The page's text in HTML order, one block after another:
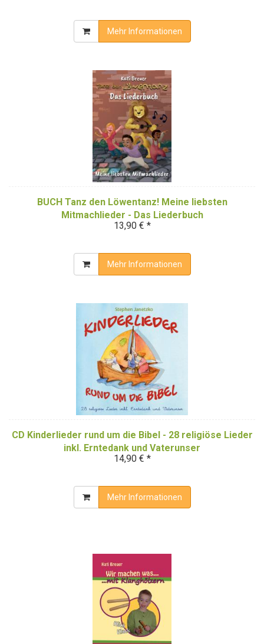
Mehr Informationen
BUCH Tanz den Löwentanz! Meine liebsten
Mitmachlieder - Das Liederbuch
13,90 € *
Mehr Informationen
CD Kinderlieder rund um die Bibel - 28 religiöse Lieder
inkl. Erntedank und Vaterunser
14,90 € *
Mehr Informationen